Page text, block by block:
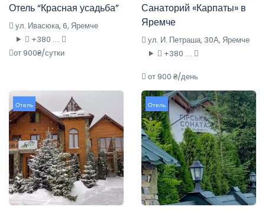
Отель “Красная усадьба”
ул. Ивасюка, 6, Яремче
+380 ....
от 900₴/сутки
Санаторий «Карпаты» в
Яремче
ул. И. Петраша, 30А, Яремче
+380 ....
от 900 ₴/день
Отель Отель